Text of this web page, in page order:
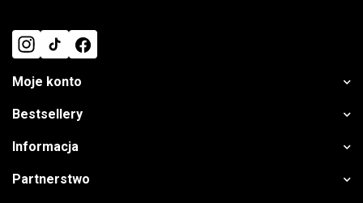
Moje konto
Bestsellery
Informacja
Partnerstwo